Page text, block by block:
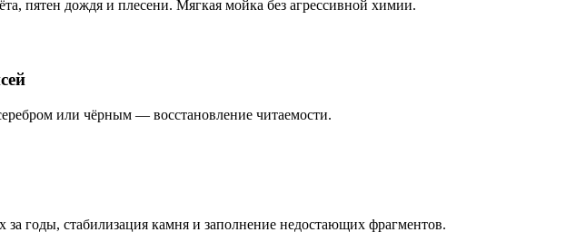
пятен дождя и плесени. Мягкая мойка без агрессивной химии.
или чёрным — восстановление читаемости.
годы, стабилизация камня и заполнение недостающих фрагментов.